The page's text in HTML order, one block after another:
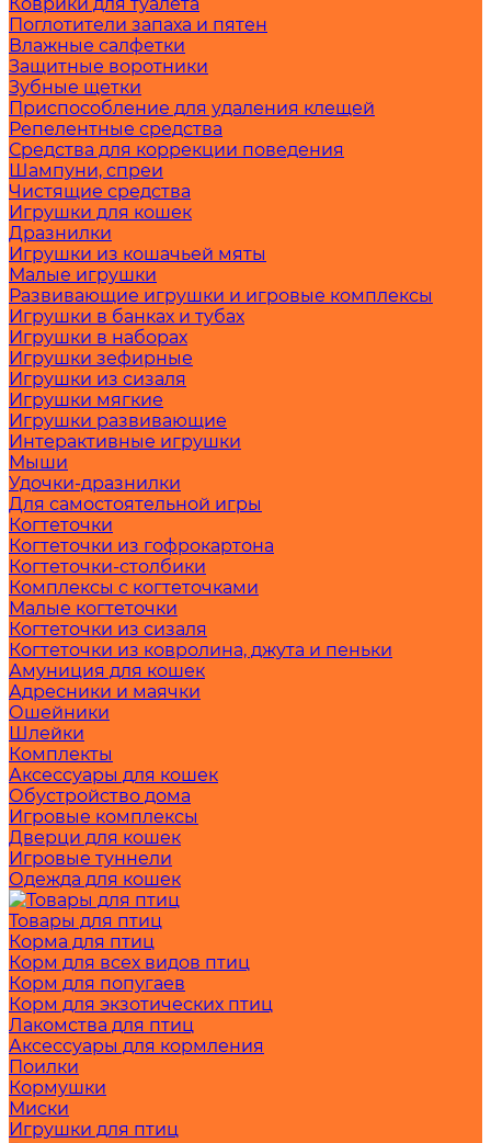
Поглотители запаха и пятен
Влажные салфетки
Защитные воротники
Зубные щетки
Приспособление для удаления клещей
Репелентные средства
Средства для коррекции поведения
Шампуни, спреи
Чистящие средства
Игрушки для кошек
Дразнилки
Игрушки из кошачьей мяты
Малые игрушки
Развивающие игрушки и игровые комплексы
Игрушки в банках и тубах
Игрушки в наборах
Игрушки зефирные
Игрушки из сизаля
Игрушки мягкие
Игрушки развивающие
Интерактивные игрушки
Мыши
Удочки-дразнилки
Для самостоятельной игры
Когтеточки
Когтеточки из гофрокартона
Когтеточки-столбики
Комплексы с когтеточками
Малые когтеточки
Когтеточки из сизаля
Когтеточки из ковролина, джута и пеньки
Амуниция для кошек
Адресники и маячки
Ошейники
Шлейки
Комплекты
Аксессуары для кошек
Обустройство дома
Игровые комплексы
Дверци для кошек
Игровые туннели
Одежда для кошек
Товары для птиц
Корма для птиц
Корм для всех видов птиц
Корм для попугаев
Корм для экзотических птиц
Лакомства для птиц
Аксессуары для кормления
Поилки
Кормушки
Миски
Игрушки для птиц